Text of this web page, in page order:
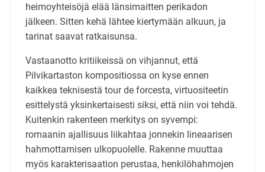
heimoyhteisöjä elää länsimaitten perikadon
jälkeen. Sitten kehä lähtee kiertymään alkuun, ja
tarinat saavat ratkaisunsa.
Vastaanotto kritiikeissä on vihjannut, että
Pilvikartaston kompositiossa on kyse ennen
kaikkea teknisestä tour de forcesta, virtuositeetin
esittelystä yksinkertaisesti siksi, että niin voi tehdä.
Kuitenkin rakenteen merkitys on syvempi:
romaanin ajallisuus liikahtaa jonnekin lineaarisen
hahmottamisen ulkopuolelle. Rakenne muuttaa
myös karakterisaation perustaa, henkilöhahmojen